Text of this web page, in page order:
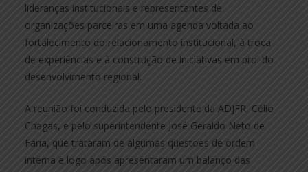
lideranças institucionais e representantes de
organizações parceiras em uma agenda voltada ao
fortalecimento do relacionamento institucional, à troca
de experiências e à construção de iniciativas em prol do
desenvolvimento regional.
A reunião foi conduzida pelo presidente da ADJFR, Célio
Chagas, e pelo superintendente José Geraldo Neto de
Faria, que trataram de algumas questões de ordem
interna e logo após apresentaram um balanço das